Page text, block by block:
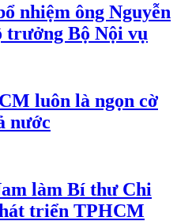
nhiệm ông Nguyễn
trưởng Bộ Nội vụ
luôn là ngọn cờ
nước
làm Bí thư Chi
triển TPHCM